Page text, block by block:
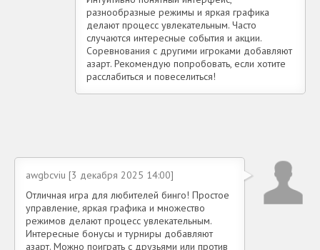
разнообразные режимы и яркая графика
делают процесс увлекательным. Часто
случаются интересные события и акции.
Соревнования с другими игроками добавляют
азарт. Рекомендую попробовать, если хотите
расслабиться и повеселиться!
awgbcviu [3 декабря 2025 14:00]
Отличная игра для любителей бинго! Простое
управление, яркая графика и множество
режимов делают процесс увлекательным.
Интересные бонусы и турниры добавляют
азарт. Можно поиграть с друзьями или против